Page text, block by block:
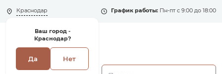
Краснодар
Ваш город -
Краснодар?
Да Нет
График работы: Пн-пт с 9:00 до 18:00